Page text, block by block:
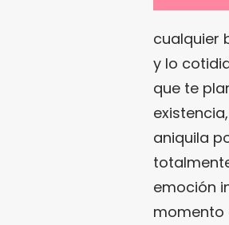
cualquier
y lo
que te
aniquila
emoción
momento